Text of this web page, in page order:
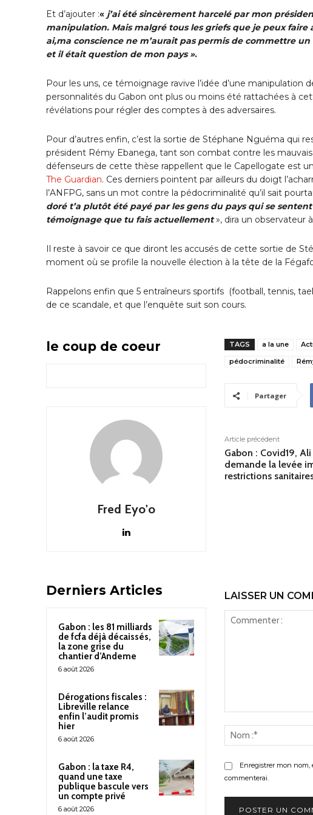
Et d’ajouter :« j’ai été sincèrement harcelé par mon
manipulation. Mais malgré tous les griefs que je peux
ai,ma conscience ne m’aurait pas permis de commettre
et il était question de mon pays ».
Pour les uns, ce témoignage ravive l’idée d’une manipulation
personnalités du Gabon ont plus ou moins été rattachées à
révélations pour régler des comptes à des adversaires.
Pour d’autres enfin, c’est la sortie de Stéphane Nguéma qui
président Rémy Ebanega, tant son combat contre les
défenseurs de cette thèse rappellent que le Capellogate est
The Guardian. Ces derniers pointent par ailleurs du doigt
l’ANFPG, sans un mot contre la pédocriminalité qu’il sait
doré t’a plutôt été payé par les gens du pays qui se
témoignage que tu fais actuellement», dira un observateur
Il reste à savoir ce que diront les accusés de cette sortie de
moment où se profile la nouvelle élection à la tête de la
Rappelons enfin que 5 entraîneurs sportifs (football, tennis,
de ce scandale, et que l’enquête suit son cours.
le coup de coeur
Fred Eyo'o
TAGS a la une
pédocriminalité
Partager
Article précédent
Gabon : Covid19,
demande la levée
restrictions
Derniers Articles
Gabon : les 81 milliards
de fcfa déjà décaissés,
la zone grise du
chantier d’Andeme
6 août 2026
Dérogations fiscales :
Libreville relance
enfin l’audit promis
hier
6 août 2026
Gabon : la taxe R4,
quand une taxe
publique bascule vers
un compte privé
6 août 2026
LAISSER UN
Enregistrer mon nom,
commenterai.